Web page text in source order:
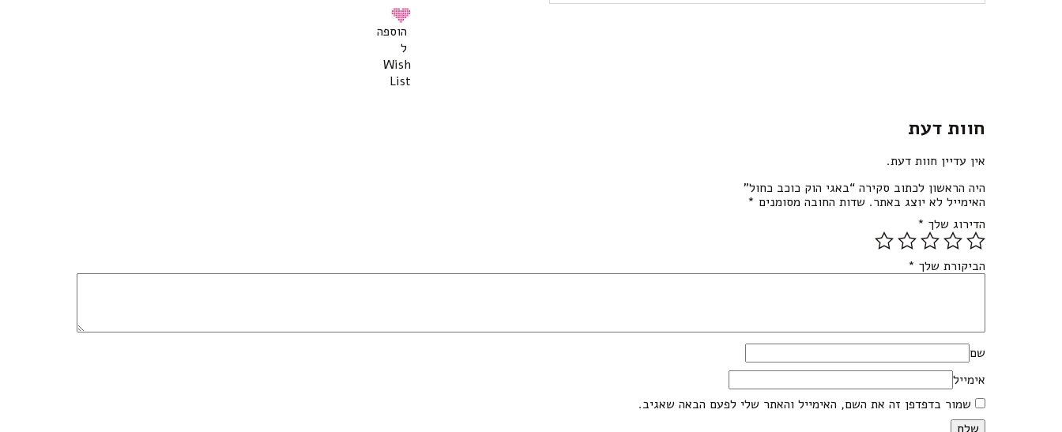
הוספה
ל
Wish
List
חוות דעת
אין עדיין חוות דעת.
היה הראשון לכתוב סקירה “באגי הוק כוכב כחול”
האימייל לא יוצג באתר. שדות החובה מסומנים *
הדירוג שלך *
הביקורת שלך *
שם
אימייל
שמור בדפדפן זה את השם, האימייל והאתר שלי לפעם הבאה שאגיב.